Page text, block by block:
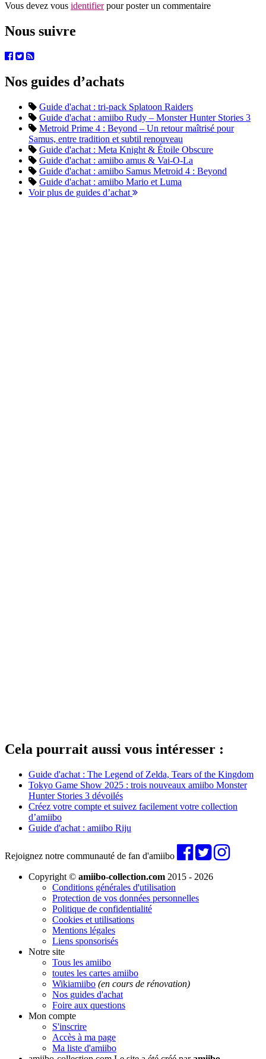
Vous devez vous identifierpour poster un commentaire
Nous suivre
Nos guides d’achats
Guide d'achat : tri-pack Splatoon Raiders
Guide d'achat : amiibo Rudy – Monster Hunter Stories 3
Metroid Prime 4 : Beyond – Un retour maîtrisé pour
Samus, entre tradition et subtil renouveau
Guide d'achat : Meta Knight & Étoile Obscure
Guide d'achat : amiibo amus & Vai-O-La
Guide d'achat : amiibo Samus Metroid 4 : Beyond
Guide d'achat : amiibo Mario et Luma
Voir plus de guides d’achat
Cela pourrait aussi vous intéresser :
Guide d'achat : The Legend of Zelda, Tears of the Kingdom
Tokyo Game Show 2025 : trois nouveaux amiibo Monster
Hunter Stories 3 dévoilés
Créez votre compte et suivez facilement votre collection
d’amiibo
Guide d'achat : amiibo Riju
Rejoignez notre communauté de fan d'amiibo
Copyright © amiibo-collection.com 2015 - 2026
Conditions générales d'utilisation
Protection de vos données personnelles
Politique de confidentialité
Cookies et utilisations
Mentions légales
Liens sponsorisés
Notre site
Tous les amiibo
toutes les cartes amiibo
Wikiamiibo (en cours de rénovation)
Nos guides d'achat
Foire aux questions
Mon compte
S'inscrire
Accès à ma page
Ma liste d'amiibo